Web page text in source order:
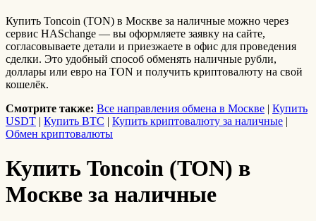
Купить Toncoin (TON) в Москве за наличные можно через
сервис HASchange — вы оформляете заявку на сайте,
согласовываете детали и приезжаете в офис для проведения
сделки. Это удобный способ обменять наличные рубли,
доллары или евро на TON и получить криптовалюту на свой
кошелёк.
Смотрите также: Все направления обмена в Москве | Купить
USDT | Купить BTC | Купить криптовалюту за наличные |
Обмен криптовалюты
Купить Toncoin (TON) в
Москве за наличные